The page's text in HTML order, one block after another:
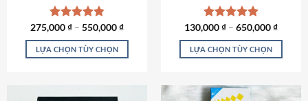
sản
phẩm
sản
phẩm
Được xếp
hạng4.87
5 sao
275,000₫ – 550,000₫
LỰA CHỌN TÙY CHỌN
Được xếp
hạng5.00
5 sao
130,000₫ – 650,000₫
LỰA CHỌN TÙY CHỌN
này